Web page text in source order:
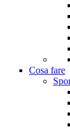
Cosa fare